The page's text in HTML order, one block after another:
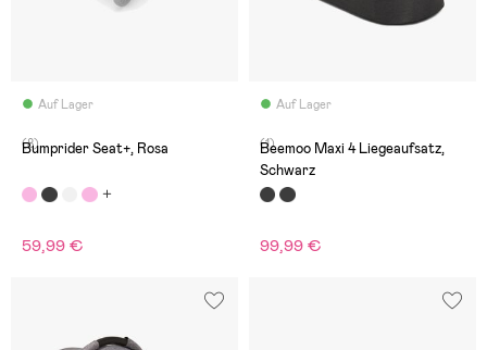
Auf Lager
(8)
Bumprider Seat+, Rosa
59,99 €
Auf Lager
(1)
Beemoo Maxi 4 Liegeaufsatz,
Schwarz
99,99 €